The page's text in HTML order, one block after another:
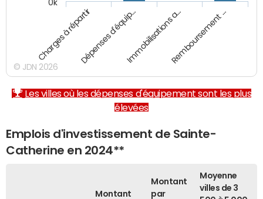
Charges à répartirDépenses d'équip…Immobilisations a…Remboursement …
0k
© JDN 2026
Les villes où les dépenses d'équipement sont les plus
élevées
Emplois d'investissement de Sainte-
Catherine en 2024**
Montant
Montant
par
Moyenne
villes de 3